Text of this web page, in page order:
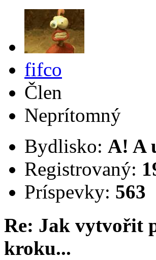
fifco
Člen
Neprítomný
Bydlisko: A! A
Registrovaný:
Príspevky: 563
Re: Jak vytvořit
kroku...